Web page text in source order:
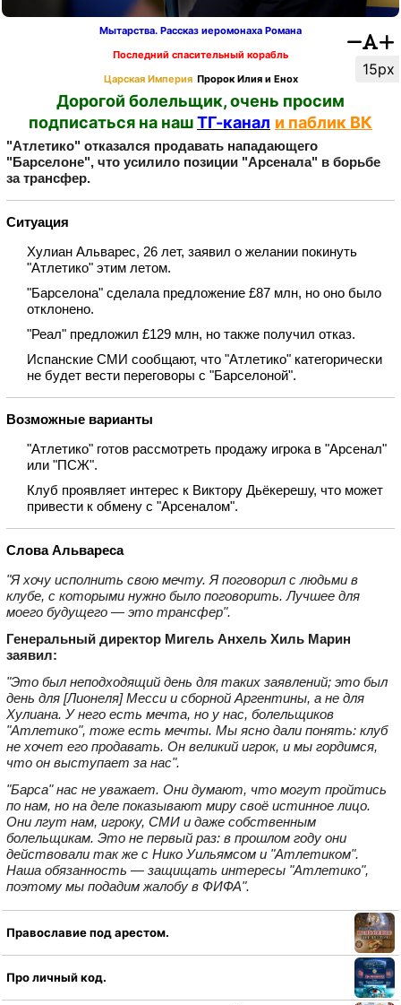
15px
Мытарства. Рассказ иеромонаха Романа
Последний спасительный корабль
Царская Империя Пророк Илия и Енох
Дорогой болельщик, очень просим
подписаться на нашТГ-канал и паблик ВК
"Атлетико" отказался продавать нападающего
"Барселоне", что усилило позиции "Арсенала" в борьбе
за трансфер.
Ситуация
Хулиан Альварес, 26 лет, заявил о желании покинуть
"Атлетико" этим летом.
"Барселона" сделала предложение £87 млн, но оно было
отклонено.
"Реал" предложил £129 млн, но также получил отказ.
Испанские СМИ сообщают, что "Атлетико" категорически
не будет вести переговоры с "Барселоной".
Возможные варианты
"Атлетико" готов рассмотреть продажу игрока в "Арсенал"
или "ПСЖ".
Клуб проявляет интерес к Виктору Дьёкерешу, что может
привести к обмену с "Арсеналом".
Слова Альвареса
"Я хочу исполнить свою мечту. Я поговорил с людьми в
клубе, с которыми нужно было поговорить. Лучшее для
моего будущего — это трансфер".
Генеральный директор Мигель Анхель Хиль Марин
заявил:
"Это был неподходящий день для таких заявлений; это был
день для [Лионеля] Месси и сборной Аргентины, а не для
Хулиана. У него есть мечта, но у нас, болельщиков
"Атлетико", тоже есть мечты. Мы ясно дали понять: клуб
не хочет его продавать. Он великий игрок, и мы гордимся,
что он выступает за нас".
"Барса" нас не уважает. Они думают, что могут пройтись
по нам, но на деле показывают миру своё истинное лицо.
Они лгут нам, игроку, СМИ и даже собственным
болельщикам. Это не первый раз: в прошлом году они
действовали так же с Нико Уильямсом и "Атлетиком".
Наша обязанность — защищать интересы "Атлетико",
поэтому мы подадим жалобу в ФИФА".
Православие под арестом.
Про личный код.